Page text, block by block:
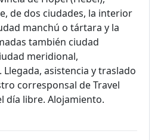
de dos ciudades, la interior
manchú o tártara y la
también ciudad
meridional,
asistencia y traslado
corresponsal de Travel
día libre. Alojamiento.